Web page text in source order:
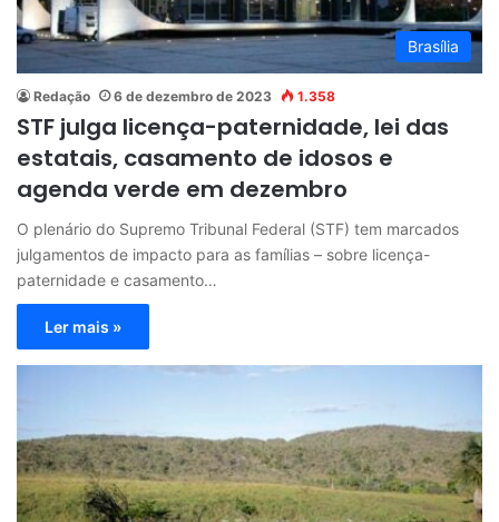
Brasília
Redação 6 de dezembro de 2023 1.358
STF julga licença-paternidade, lei das
estatais, casamento de idosos e
agenda verde em dezembro
O plenário do Supremo Tribunal Federal (STF) tem marcados
julgamentos de impacto para as famílias – sobre licença-
paternidade e casamento…
Ler mais »